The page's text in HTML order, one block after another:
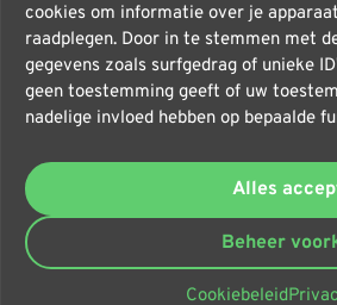
cookies om informatie over je
raadplegen. Door in te stemmen met
gegevens zoals surfgedrag of unieke
geen toestemming geeft of uw
nadelige invloed hebben op bepaalde
Alles
Beheer
Cookiebeleid